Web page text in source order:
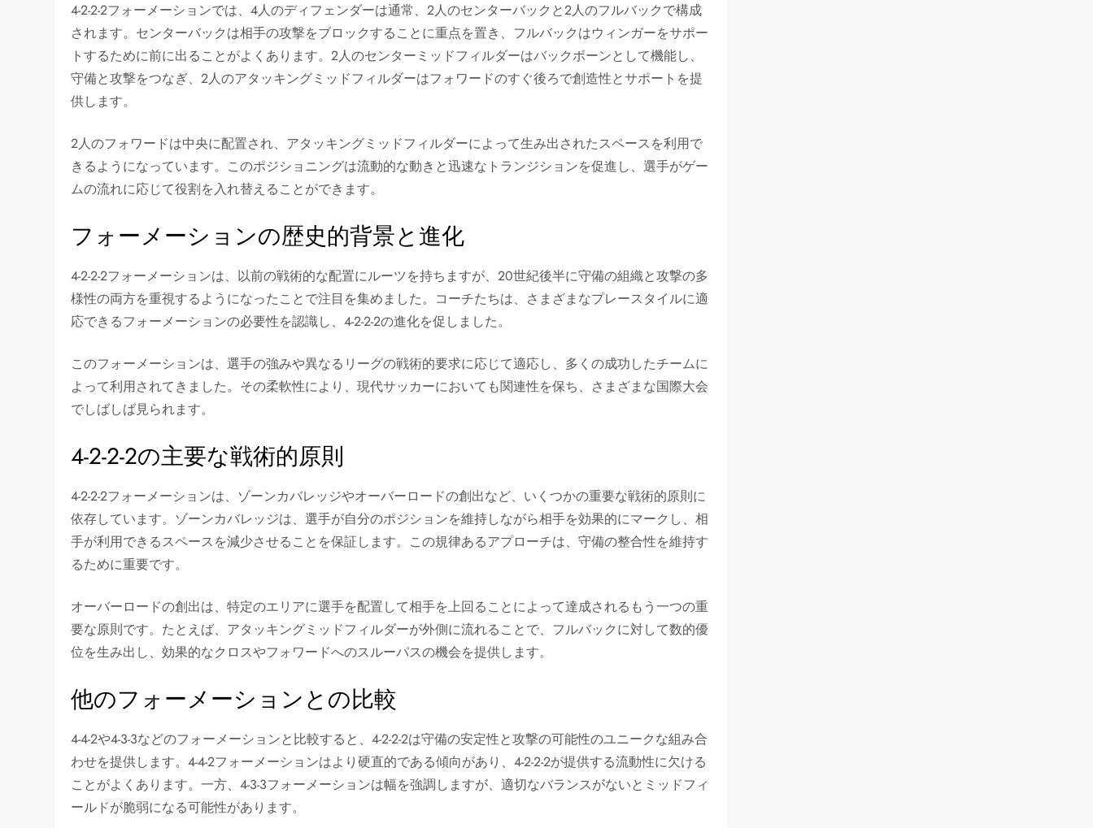
4-2-2-2フォーメーションでは、4人のディフェンダーは通常、2人のセンターバックと2人のフルバックで構成
されます。センターバックは相手の攻撃をブロックすることに重点を置き、フルバックはウィンガーをサポー
トするために前に出ることがよくあります。2人のセンターミッドフィルダーはバックボーンとして機能し、
守備と攻撃をつなぎ、2人のアタッキングミッドフィルダーはフォワードのすぐ後ろで創造性とサポートを提
供します。
2人のフォワードは中央に配置され、アタッキングミッドフィルダーによって生み出されたスペースを利用で
きるようになっています。このポジショニングは流動的な動きと迅速なトランジションを促進し、選手がゲー
ムの流れに応じて役割を入れ替えることができます。
フォーメーションの歴史的背景と進化
4-2-2-2フォーメーションは、以前の戦術的な配置にルーツを持ちますが、20世紀後半に守備の組織と攻撃の多
様性の両方を重視するようになったことで注目を集めました。コーチたちは、さまざまなプレースタイルに適
応できるフォーメーションの必要性を認識し、4-2-2-2の進化を促しました。
このフォーメーションは、選手の強みや異なるリーグの戦術的要求に応じて適応し、多くの成功したチームに
よって利用されてきました。その柔軟性により、現代サッカーにおいても関連性を保ち、さまざまな国際大会
でしばしば見られます。
4-2-2-2の主要な戦術的原則
4-2-2-2フォーメーションは、ゾーンカバレッジやオーバーロードの創出など、いくつかの重要な戦術的原則に
依存しています。ゾーンカバレッジは、選手が自分のポジションを維持しながら相手を効果的にマークし、相
手が利用できるスペースを減少させることを保証します。この規律あるアプローチは、守備の整合性を維持す
るために重要です。
オーバーロードの創出は、特定のエリアに選手を配置して相手を上回ることによって達成されるもう一つの重
要な原則です。たとえば、アタッキングミッドフィルダーが外側に流れることで、フルバックに対して数的優
位を生み出し、効果的なクロスやフォワードへのスルーパスの機会を提供します。
他のフォーメーションとの比較
4-4-2や4-3-3などのフォーメーションと比較すると、4-2-2-2は守備の安定性と攻撃の可能性のユニークな組み合
わせを提供します。4-4-2フォーメーションはより硬直的である傾向があり、4-2-2-2が提供する流動性に欠ける
ことがよくあります。一方、4-3-3フォーメーションは幅を強調しますが、適切なバランスがないとミッドフィ
ールドが脆弱になる可能性があります。